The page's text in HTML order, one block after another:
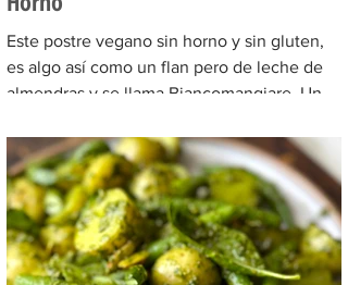
Este postre vegano sin horno y sin gluten,
es algo así como un flan pero de leche de
almendras y se llama Biancomangiare. Un